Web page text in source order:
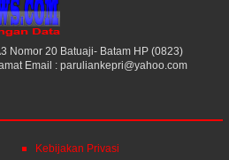
Nomor 20 Batuaji- Batam HP (0823)
Email : paruliankepri@yahoo.com
Kebijakan Privasi